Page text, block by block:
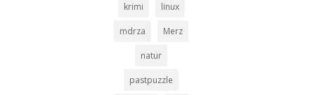
krimi linux
mdrza Merz
natur
pastpuzzle